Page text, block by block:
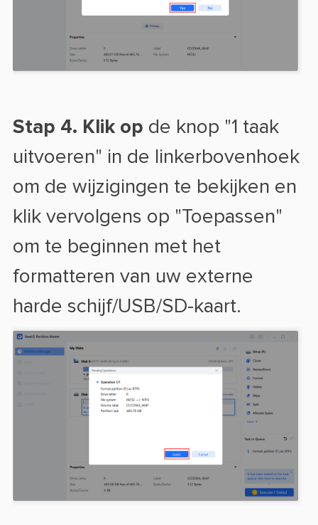
Stap 4. Klik op de knop "1 taak
uitvoeren" in de linkerbovenhoek
om de wijzigingen te bekijken en
klik vervolgens op "Toepassen"
om te beginnen met het
formatteren van uw externe
harde schijf/USB/SD-kaart.